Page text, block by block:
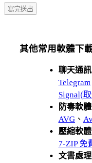
其他常用軟體下
聊天通訊
Telegram
Signal(
防毒軟體
AVG 、
壓縮軟體
7-ZIP 免
文書處理